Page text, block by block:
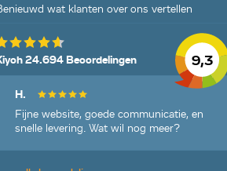
wat klanten over ons vertellen
9,3
24.694 Beoordelingen
H.
Fijne website, goede communicatie, en
snelle levering. Wat wil nog meer?